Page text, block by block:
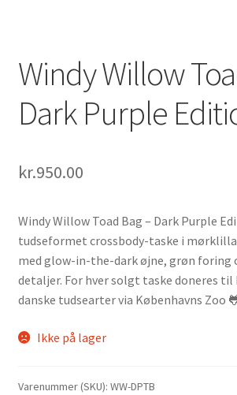
Windy Willow
Dark Purple
kr.950.00
Windy Willow Toad Bag – Dark Purple
tudseformet crossbody-taske i mørklilla
med glow-in-the-dark øjne, grøn foring
detaljer. For hver solgt taske doneres til
danske tudsearter via Københavns Zoo
Ikke på lager
Varenummer (SKU): WW-DPTB